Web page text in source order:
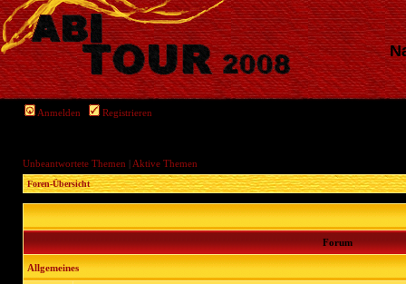
Anmelden Registrieren
Unbeantwortete Themen | Aktive Themen
Foren-Übersicht
Forum
Allgemeines